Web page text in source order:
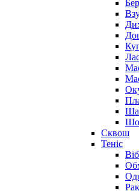
Сквош
Теніс